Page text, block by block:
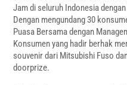
Jam di seluruh Indonesia
Dengan mengundang 30
Puasa Bersama dengan
Konsumen yang hadir berhak
souvenir dari Mitsubishi Fuso
doorprize.